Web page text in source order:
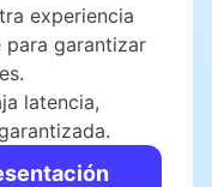
experiencia
para garantizar
latencia,